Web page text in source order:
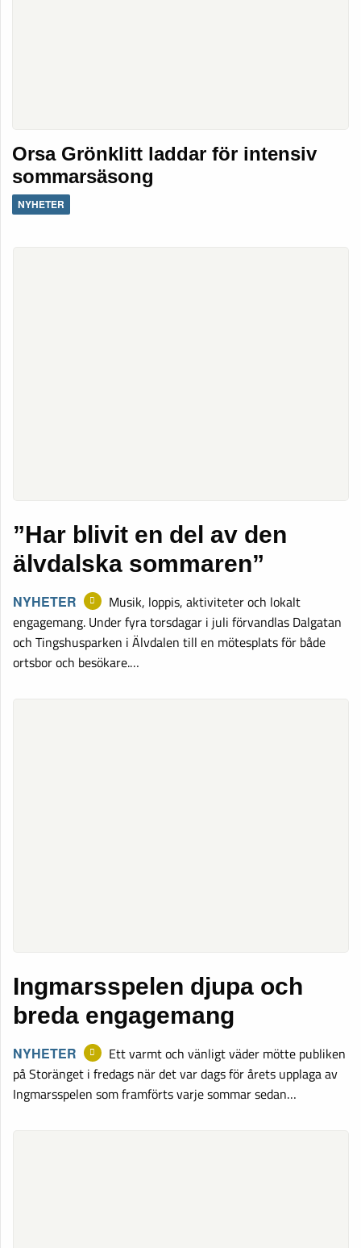
Orsa Grönklitt laddar för intensiv
sommarsäsong
NYHETER
”Har blivit en del av den
älvdalska sommaren”
NYHETER
Musik, loppis, aktiviteter och lokalt
engagemang. Under fyra torsdagar i juli förvandlas Dalgatan
och Tingshusparken i Älvdalen till en mötesplats för både
ortsbor och besökare.…
Ingmarsspelen djupa och
breda engagemang
NYHETER
Ett varmt och vänligt väder mötte publiken
på Storänget i fredags när det var dags för årets upplaga av
Ingmarsspelen som framförts varje sommar sedan…